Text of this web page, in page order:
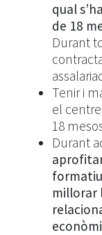
qual
de 18
Durant
Tenir i
el
18
Durant
millorar